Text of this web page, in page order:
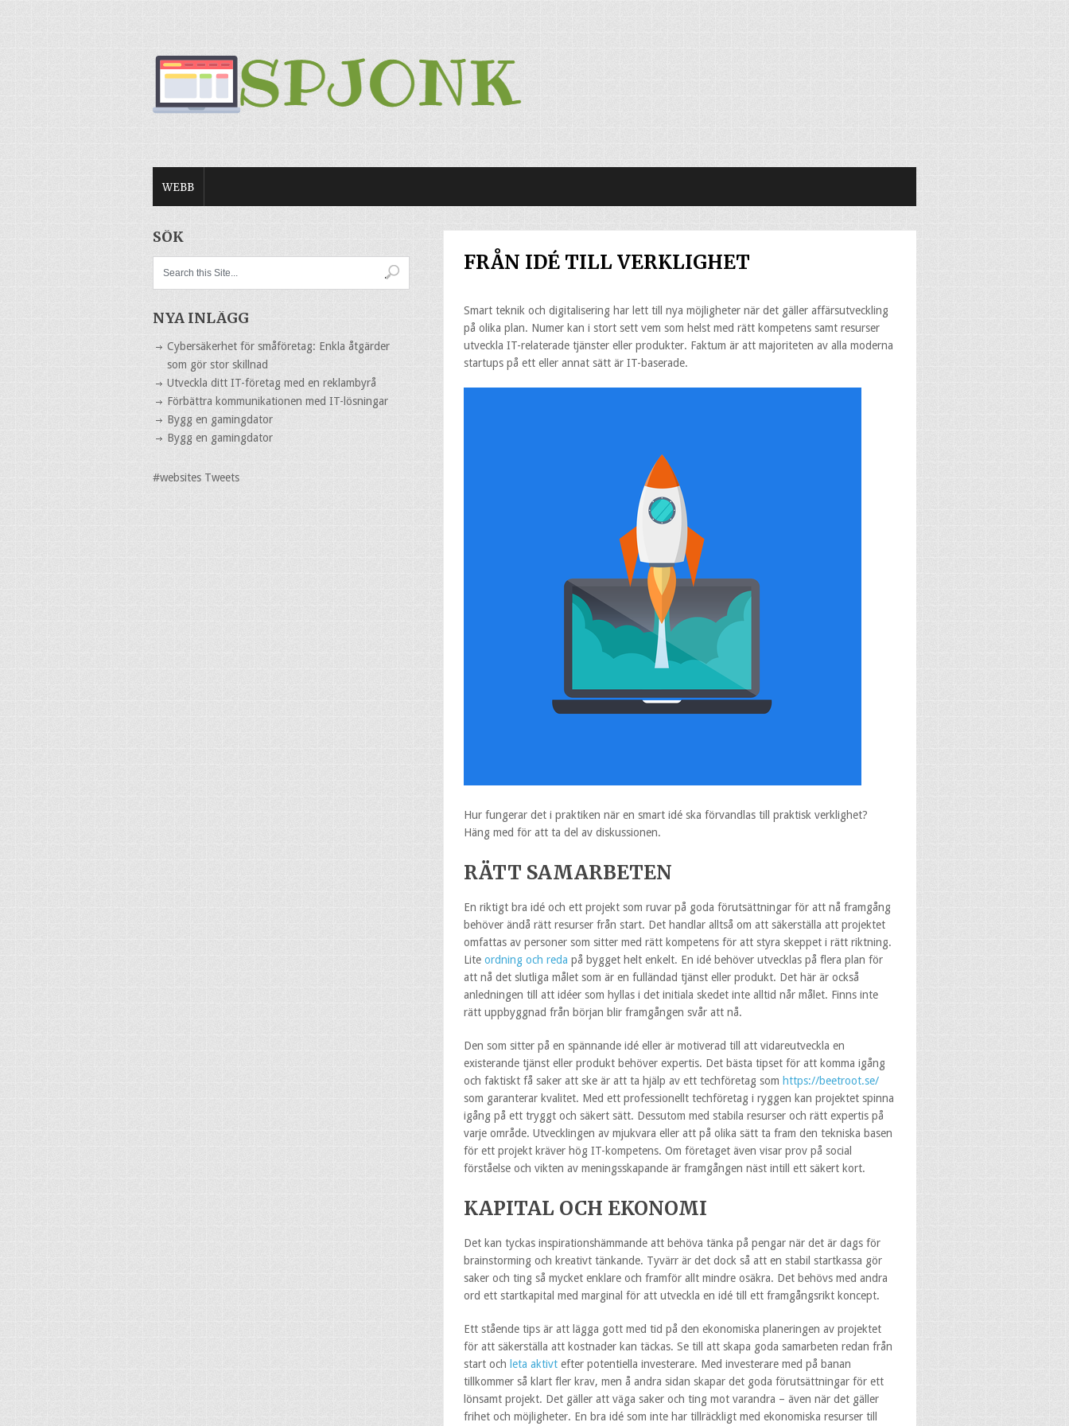
WEBB
FRÅN IDÉ TILL VERKLIGHET
Smart teknik och digitalisering har lett till nya möjligheter när det gäller affärsutveckling
på olika plan. Numer kan i stort sett vem som helst med rätt kompetens samt resurser
utveckla IT-relaterade tjänster eller produkter. Faktum är att majoriteten av alla moderna
startups på ett eller annat sätt är IT-baserade.
Hur fungerar det i praktiken när en smart idé ska förvandlas till praktisk verklighet?
Häng med för att ta del av diskussionen.
RÄTT SAMARBETEN
En riktigt bra idé och ett projekt som ruvar på goda förutsättningar för att nå framgång
behöver ändå rätt resurser från start. Det handlar alltså om att säkerställa att projektet
omfattas av personer som sitter med rätt kompetens för att styra skeppet i rätt riktning.
Liteordning och reda på bygget helt enkelt. En idé behöver utvecklas på flera plan för
att nå det slutliga målet som är en fulländad tjänst eller produkt. Det här är också
anledningen till att idéer som hyllas i det initiala skedet inte alltid når målet. Finns inte
rätt uppbyggnad från början blir framgången svår att nå.
Den som sitter på en spännande idé eller är motiverad till att vidareutveckla en
existerande tjänst eller produkt behöver expertis. Det bästa tipset för att komma igång
och faktiskt få saker att ske är att ta hjälp av ett techföretag somhttps://beetroot.se/
som garanterar kvalitet. Med ett professionellt techföretag i ryggen kan projektet spinna
igång på ett tryggt och säkert sätt. Dessutom med stabila resurser och rätt expertis på
varje område. Utvecklingen av mjukvara eller att på olika sätt ta fram den tekniska basen
för ett projekt kräver hög IT-kompetens. Om företaget även visar prov på social
förståelse och vikten av meningsskapande är framgången näst intill ett säkert kort.
KAPITAL OCH EKONOMI
Det kan tyckas inspirationshämmande att behöva tänka på pengar när det är dags för
brainstorming och kreativt tänkande. Tyvärr är det dock så att en stabil startkassa gör
saker och ting så mycket enklare och framför allt mindre osäkra. Det behövs med andra
ord ett startkapital med marginal för att utveckla en idé till ett framgångsrikt koncept.
Ett stående tips är att lägga gott med tid på den ekonomiska planeringen av projektet
för att säkerställa att kostnader kan täckas. Se till att skapa goda samarbeten redan från
start ochleta aktivt efter potentiella investerare. Med investerare med på banan
tillkommer så klart fler krav, men å andra sidan skapar det goda förutsättningar för ett
lönsamt projekt. Det gäller att väga saker och ting mot varandra – även när det gäller
frihet och möjligheter. En bra idé som inte har tillräckligt med ekonomiska resurser till
SÖK
NYA INLÄGG
Cybersäkerhet för småföretag: Enkla åtgärder
som gör stor skillnad
Utveckla ditt IT-företag med en reklambyrå
Förbättra kommunikationen med IT-lösningar
Bygg en gamingdator
Bygg en gamingdator
#websites Tweets